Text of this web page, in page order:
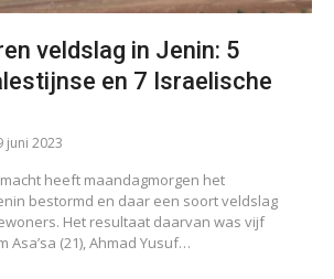
veldslag in Jenin: 5
en 7 Israelische
juni 2023
heeft maandagmorgen het
bestormd en daar een soort veldslag
Het resultaat daarvan was vijf
Asa’sa (21), Ahmad Yusuf…